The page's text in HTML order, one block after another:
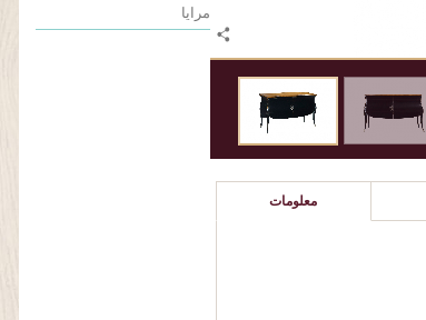
مرايا
معلومات